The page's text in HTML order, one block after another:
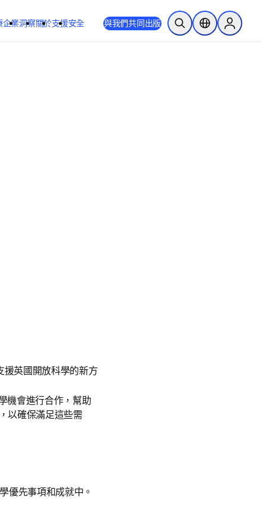
企業洞察關於支援安全 與我們共同出版 公開搜尋位置選擇器Sign in to
援英國開放科學的新方
機會進行合作，幫助
以確保滿足這些需
優先事項和成就中。